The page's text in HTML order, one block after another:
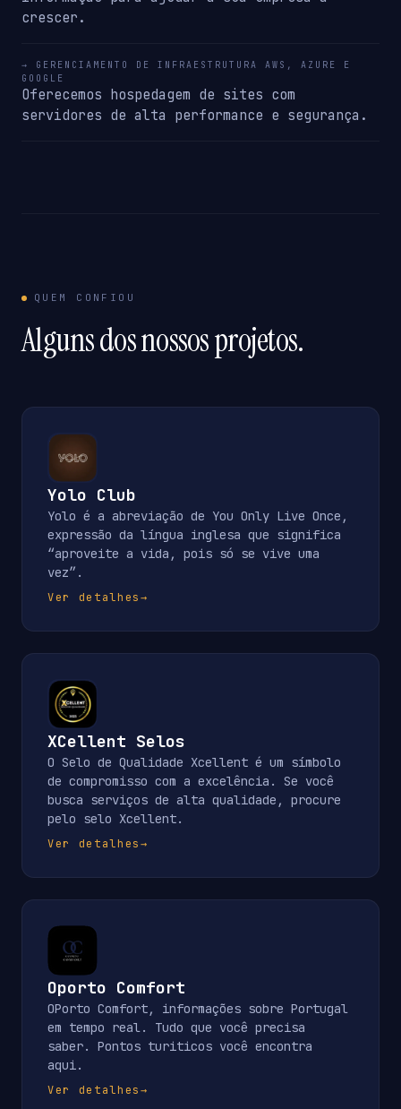
crescer.
→ GERENCIAMENTO DE INFRAESTRUTURA AWS, AZURE E
GOOGLE
Oferecemos hospedagem de sites com
servidores de alta performance e segurança.
QUEM CONFIOU
Alguns dos nossos projetos.
Yolo Club
Yolo é a abreviação de You Only Live Once,
expressão da língua inglesa que significa
“aproveite a vida, pois só se vive uma
vez”.
Ver detalhes→
XCellent Selos
O Selo de Qualidade Xcellent é um símbolo
de compromisso com a excelência. Se você
busca serviços de alta qualidade, procure
pelo selo Xcellent.
Ver detalhes→
Oporto Comfort
OPorto Comfort, informações sobre Portugal
em tempo real. Tudo que você precisa
saber. Pontos turiticos você encontra
aqui.
Ver detalhes→